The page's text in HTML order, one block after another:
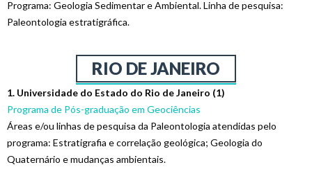
Programa: Geologia Sedimentar e Ambiental. Linha de pesquisa:
Paleontologia estratigráfica.
RIO DE JANEIRO
1. Universidade do Estado do Rio de Janeiro (1)
Programa de Pós-graduação em Geociências
Áreas e/ou linhas de pesquisa da Paleontologia atendidas pelo
programa: Estratigrafia e correlação geológica; Geologia do
Quaternário e mudanças ambientais.